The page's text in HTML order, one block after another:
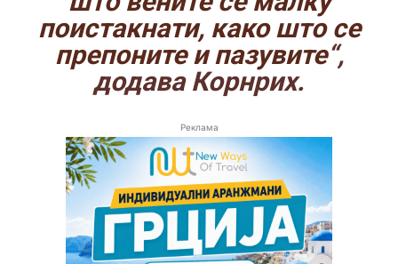
поистакнати, како што се
препоните и пазувите“,
додава Корнрих.
Реклама